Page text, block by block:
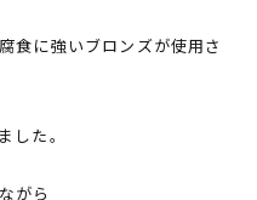
食に強いブロンズが使用さ
した。
がら